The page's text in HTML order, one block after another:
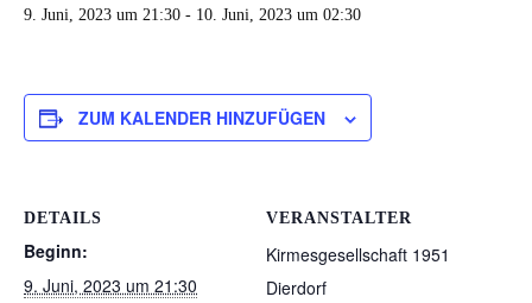
9. Juni, 2023 um 21:30 - 10. Juni, 2023 um 02:30
ZUM KALENDER HINZUFÜGEN
DETAILS
Beginn:
9. Juni, 2023 um 21:30
VERANSTALTER
Kirmesgesellschaft 1951
Dierdorf